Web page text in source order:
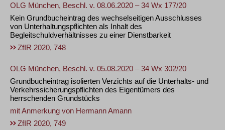
OLG München, Beschl. v. 08.06.2020 – 34 Wx 177/20
Kein Grundbucheintrag des wechselseitigen Ausschlusses
von Unterhaltungspflichten als Inhalt des
Begleitschuldverhältnisses zu einer Dienstbarkeit
ZfIR 2020, 748
OLG München, Beschl. v. 05.08.2020 – 34 Wx 302/20
Grundbucheintrag isolierten Verzichts auf die Unterhalts- und
Verkehrssicherungspflichten des Eigentümers des
herrschenden Grundstücks
mit Anmerkung von Hermann Amann
ZfIR 2020, 749